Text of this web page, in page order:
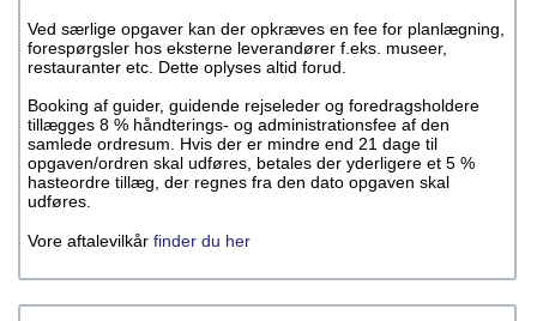
Ved særlige opgaver kan der opkræves en fee for planlægning,
forespørgsler hos eksterne leverandører f.eks. museer,
restauranter etc. Dette oplyses altid forud.
Booking af guider, guidende rejseleder og foredragsholdere
tillægges 8 % håndterings- og administrationsfee af den
samlede ordresum. Hvis der er mindre end 21 dage til
opgaven/ordren skal udføres, betales der yderligere et 5 %
hasteordre tillæg, der regnes fra den dato opgaven skal
udføres.
Vore aftalevilkår finder du her